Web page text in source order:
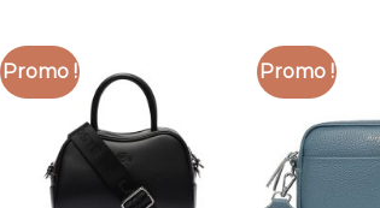
Promo ! Promo !